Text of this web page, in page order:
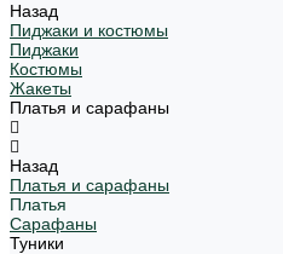
Назад
Пиджаки и костюмы
Пиджаки
Костюмы
Жакеты
Платья и сарафаны
Назад
Платья и сарафаны
Платья
Сарафаны
Туники